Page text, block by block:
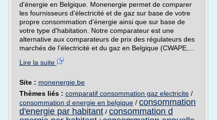
d'énergie en Belgique. Monenergie permet de comparer
les fournisseurs d'électricité et de gaz sur base de votre
propre consommation d'énergie ainsi que sur base de
votre type d'habitation. Notre comparateur est une
alternative aux comparateurs de prix des régulateurs des
marchés de l'électricité et du gaz en Belgique (CWAPE,...
Lire la suite
Site : monenergie.be
Thèmes liés : comparatif consommation gaz electricite /
consommation d energie en belgique / consommation
d'energie par habitant / consommation d